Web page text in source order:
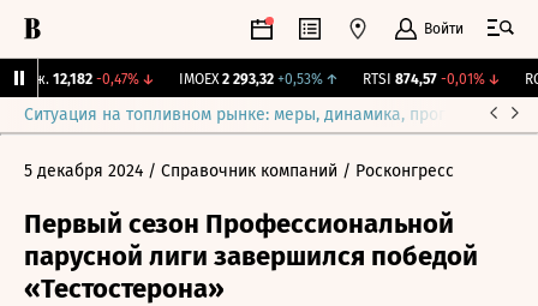
Войти
12,182 -0,47%↓ IMOEX 2 293,32 +0,53%↑ RTSI 874,57 -0,01% ↓
Ситуация на топливном рынке: меры, динамика, прогнозы
5 декабря 2024 / Справочник компаний / Росконгресс
Первый сезон Профессиональной
парусной лиги завершился победой
«Тестостерона»